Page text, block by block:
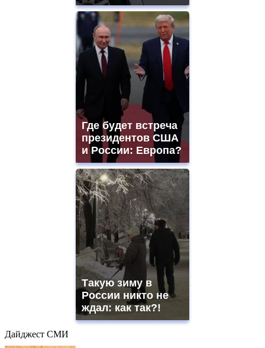
Где будет встреча
президентов США
и России: Европа?
Такую зиму в
России никто не
ждал: как так?!
Дайджест СМИ